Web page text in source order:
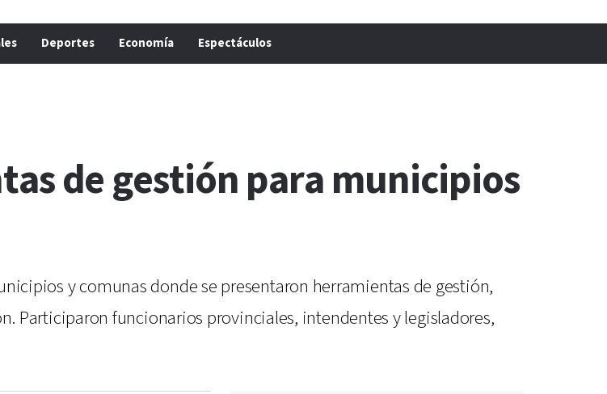
Deportes Economía Espectáculos
de gestión para municipios
y comunas donde se presentaron herramientas de gestión,
Participaron funcionarios provinciales, intendentes y legisladores,